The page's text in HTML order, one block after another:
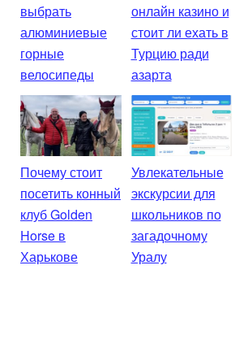
выбрать
алюминиевые
горные
велосипеды
онлайн казино и
стоит ли ехать в
Турцию ради
азарта
Почему стоит
посетить конный
клуб Golden
Horse в
Харькове
Увлекательные
экскурсии для
школьников по
загадочному
Уралу